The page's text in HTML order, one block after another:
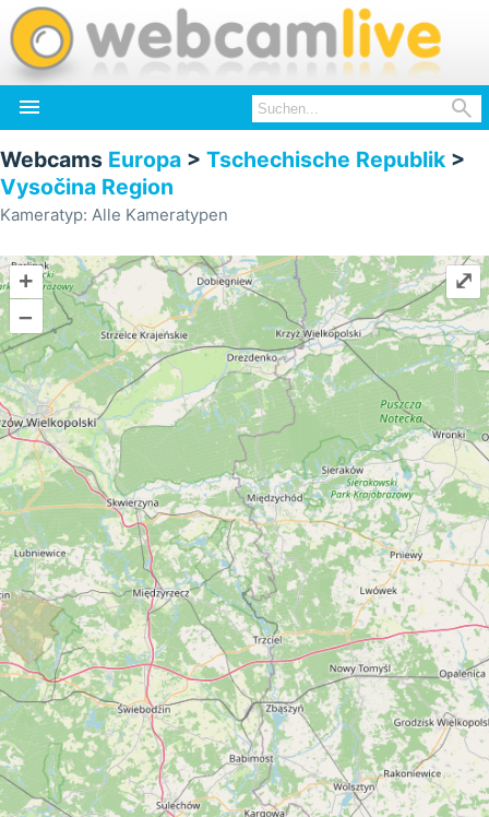
 
Webcams Europa > Tschechische Republik >
Vysočina Region
Kameratyp: Alle Kameratypen
+
–
⤢